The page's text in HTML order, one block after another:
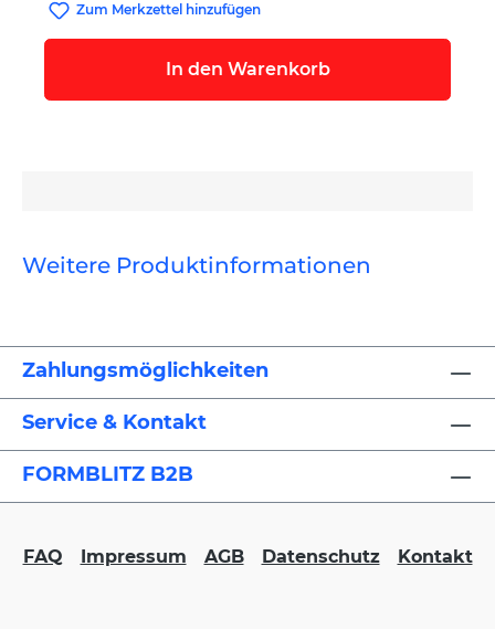
Zum Merkzettel hinzufügen
In den Warenkorb
Weitere Produktinformationen
Zahlungsmöglichkeiten
Service & Kontakt
FORMBLITZ B2B
FAQ Impressum AGB Datenschutz Kontakt